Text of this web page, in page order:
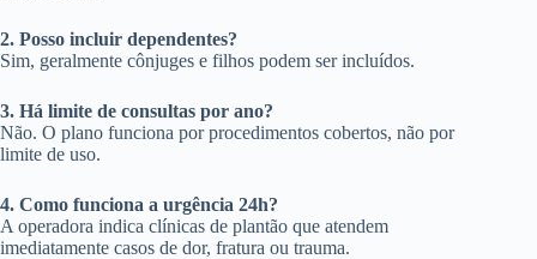
2. Posso incluir dependentes?
Sim, geralmente cônjuges e filhos podem ser incluídos.
3. Há limite de consultas por ano?
Não. O plano funciona por procedimentos cobertos, não por
limite de uso.
4. Como funciona a urgência 24h?
A operadora indica clínicas de plantão que atendem
imediatamente casos de dor, fratura ou trauma.